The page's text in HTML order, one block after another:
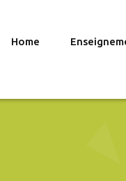
Home